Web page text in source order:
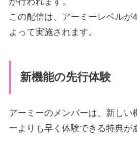
この配信は、アーミーレベルが
よって実施されます。
新機能の先行体験
アーミーのメンバーは、新しい
ーよりも早く体験できる特典が